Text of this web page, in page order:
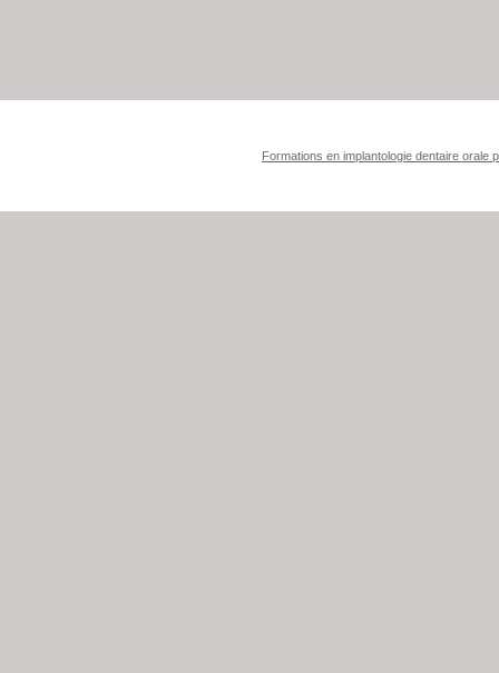
Formations en implantologie dentaire